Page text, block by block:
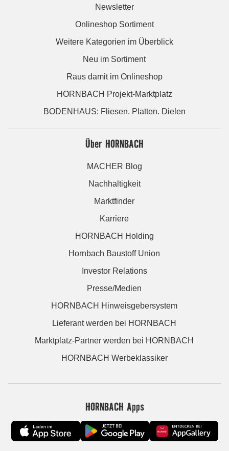
Newsletter
Onlineshop Sortiment
Weitere Kategorien im Überblick
Neu im Sortiment
Raus damit im Onlineshop
HORNBACH Projekt-Marktplatz
BODENHAUS: Fliesen. Platten. Dielen
Über HORNBACH
MACHER Blog
Nachhaltigkeit
Marktfinder
Karriere
HORNBACH Holding
Hornbach Baustoff Union
Investor Relations
Presse/Medien
HORNBACH Hinweisgebersystem
Lieferant werden bei HORNBACH
Marktplatz-Partner werden bei HORNBACH
HORNBACH Werbeklassiker
HORNBACH Apps